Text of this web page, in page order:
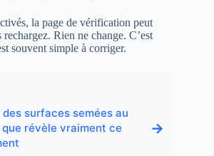
la page de vérification peut
Rien ne change. C’est
souvent simple à corriger.
surfaces semées au
révèle vraiment ce
→